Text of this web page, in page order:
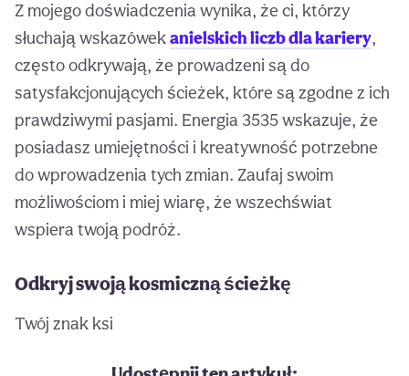
Z mojego doświadczenia wynika, że ci, którzy
słuchają wskazówekanielskich liczb dla kariery,
często odkrywają, że prowadzeni są do
satysfakcjonujących ścieżek, które są zgodne z ich
prawdziwymi pasjami. Energia 3535 wskazuje, że
posiadasz umiejętności i kreatywność potrzebne
do wprowadzenia tych zmian. Zaufaj swoim
możliwościom i miej wiarę, że wszechświat
wspiera twoją podróż.
Odkryj swoją kosmiczną ścieżkę
Twój znak ksi